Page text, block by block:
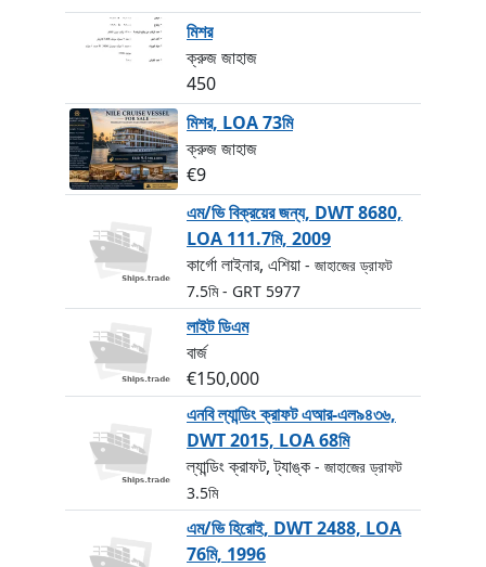
মিশর
ক্রুজ জাহাজ
450
মিশর, LOA 73মি
ক্রুজ জাহাজ
€9
এম/ভি বিক্রয়ের জন্য, DWT 8680,
LOA 111.7মি, 2009
কার্গো লাইনার, এশিয়া - জাহাজের ড্রাফট
7.5মি - GRT 5977
লাইট ডিএম
বার্জ
€150,000
এনবি ল্যান্ডিং ক্রাফট এআর-এল৯৪৩৬,
DWT 2015, LOA 68মি
ল্যান্ডিং ক্রাফট, ট্যাঙ্ক - জাহাজের ড্রাফট
3.5মি
এম/ভি হিরোই, DWT 2488, LOA
76মি, 1996